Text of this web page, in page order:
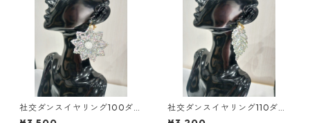
社交ダンスイヤリング100ダン
スアクセサリーベリーダンス
社交ダンスイヤリング110ダン
スアクセサリーベリーダンス